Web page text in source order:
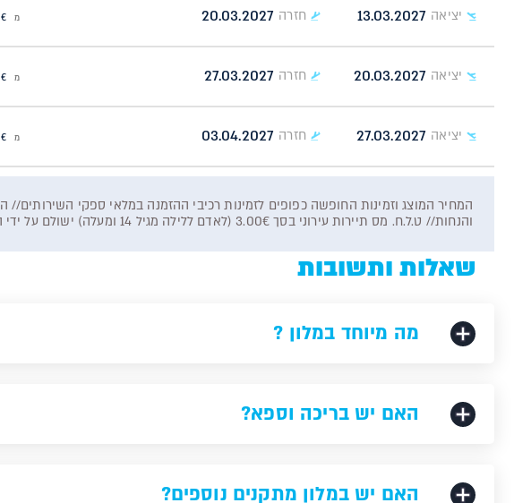
יציאה 13.03.2027 חזרה 20.03.2027 מ €
יציאה 20.03.2027 חזרה 27.03.2027 מ €
יציאה 27.03.2027 חזרה 03.04.2027 מ €
והנחות// ט.ל.ח. מס תיירות עירוני בסך 3.00€ (לאדם ללילה מגיל 14 ומעלה) ישולם על ידי הלקוח ישירות למלון.
שאלות ותשובות
מה מיוחד במלון ?
האם יש בריכה וספא?
האם יש במלון מתקנים נוספים?